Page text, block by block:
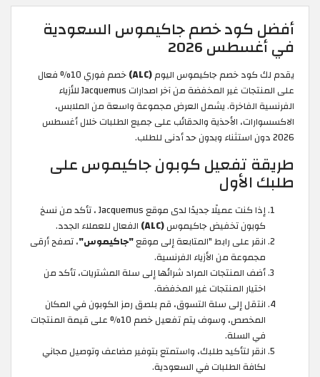
أفضل كود خصم جاكيموس السعودية
في أغسطس 2026
يقدم لك كود خصم جاكيموس اليوم(ALC)
خصم فوري 10% فعال
على المنتجات غير المخفضة من آخر اصدارات Jacquemus للأزياء
الفرنسية الفاخرة. يشمل العرض مجموعة واسعة من الملابس،
الاكسسوارات، الأحذية والحقائب على جميع الطلبات خلال أغسطس
2026 دون استثناء وبدون حد أدنى للطلب.
طريقة تفعيل كوبون جاكيموس على
طلبك الأول
إذا كنت عميلًا جديدًا لدى موقع Jacquemus ، تأكد من نسخ
كوبون تخفيض جاكيموس(ALC)
الفعال للعملاء الجدد.
انقر على رابط "المتابعة إلى موقع"جاكيموس"، تصفح أرقى
مجموعة من الأزياء الفرنسية.
أضف المنتجات المراد شرائها إلى سلة المشتريات، تأكد من
اختيار المنتجات غير المخفضة.
انتقل إلى سلة التسوق، قم بلصق رمز الكوبون في المكان
المخصص، وسوف يتم تفعيل خصم 10% على قيمة المنتجات
في السلة.
انقر لتأكيد طلبك، واستمتع بتوفير مضاعف وتوصيل مجاني
لكافة الطلبات في السعودية.